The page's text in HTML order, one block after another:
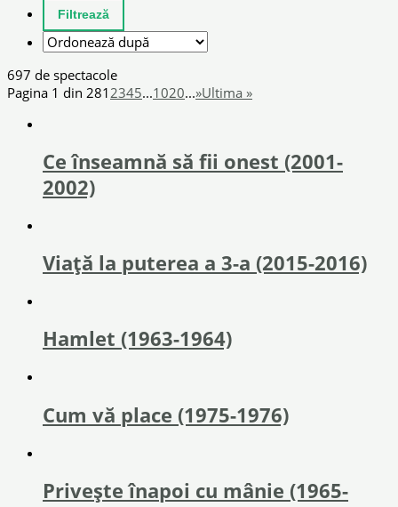
697 de spectacole
Pagina 1 din 281 2345...1020...»Ultima »
Ce înseamnă să fii onest (2001-
2002)
Viață la puterea a 3-a (2015-2016)
Hamlet (1963-1964)
Cum vă place (1975-1976)
Privește înapoi cu mânie (1965-